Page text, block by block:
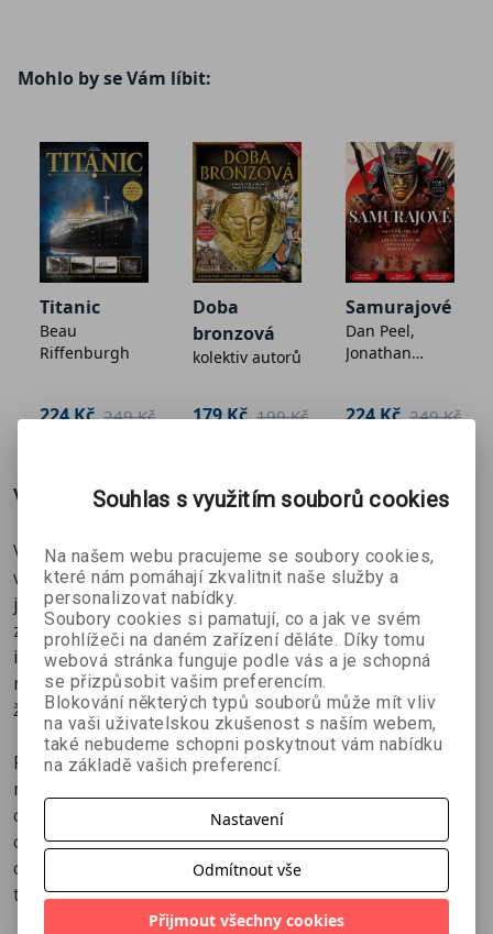
Poznejte příběh mimořádné panovnice, seznamte se s
mužem, který si získal její srdce, nalezněte odpověď na
péči o rodinu s vladařskými povinnostmi. Zjistěte, jak
ovlivnila vývoj britské i světové politiky a co z odkazu
této „babičky Evropy“ přežívá dodnes…
Viktoriino dětství
Zjistěte, jak svérázná výchova formovala život budoucí
královny.
Viktorie a Albert
nejbližším spojencem!
Jak se z nejdéle vládnoucí britské panovnice stala
„babička Evropy“?
Viktoriánská doba
Zázraky moderní techniky i lidská dramata v
nejlidnatějším městě světa.
Mohlo by se Vám líbit:
Titanic
Beau
Riffenburgh
224 Kč 249 Kč
Doba
bronzová
kolektiv autorů
179 Kč 199 Kč
Samurajové
Dan Peel,
Jonathan
224 Kč 249 Kč
Více o knize
V den své smrti 22. ledna 1901 byla Viktorie nejdéle
vládnoucí panovnicí britské historie. Za šest desetiletí
jejího setrvání na trůně se svět změnil k nepoznání –
zatímco Británie vybudovala největší koloniální
impérium všech dob, průmyslová revoluce uvedla v život
neobyčejné zázraky vědy a techniky. Jak ale vypadala
žena skrytá za královským majestátem?
Poznejte příběh mimořádné panovnice, seznamte se s
mužem, který si získal její srdce, nalezněte odpověď na
otázku, jak dokázala devítinásobná matka skloubit péči
o rodinu s vladařskými povinnostmi. Zjistěte, jak
ovlivnila vývoj britské i světové politiky a co z odkazu
této „babičky Evropy“ přežívá dodnes…
Souhlas s využitím souborů cookies
Na našem webu pracujeme se soubory cookies,
které nám pomáhají zkvalitnit naše služby a
personalizovat nabídky.
Soubory cookies si pamatují, co a jak ve svém
prohlížeči na daném zařízení děláte. Díky tomu
webová stránka funguje podle vás a je schopná
se přizpůsobit vašim preferencím.
Blokování některých typů souborů může mít vliv
na vaši uživatelskou zkušenost s naším webem,
také nebudeme schopni poskytnout vám nabídku
na základě vašich preferencí.
Nastavení
Odmítnout vše
Přijmout všechny cookies